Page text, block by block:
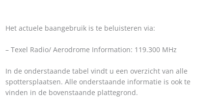
Het actuele baangebruik is te beluisteren via:
– Texel Radio/ Aerodrome Information: 119.300 MHz
In de onderstaande tabel vindt u een overzicht van alle
spottersplaatsen. Alle onderstaande informatie is ook te
vinden in de bovenstaande plattegrond.